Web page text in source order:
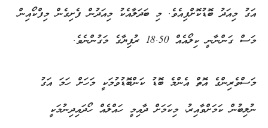
އަގު މިއަދު ބޮޑުކޮށްފިއެވެ. މި ބަދަލާއެކު މިއަދުން ފެށިގެން މިފްކޯއިން
މަސް ގަންނާނީ ކިލޯއެއް 18.50 ރުފިޔާގެ މަގުންނެވެ.
މަސްވެރިންގެ އޮތް އެންމެ ބޮޑު ކަންބޮޑުވުމަކީ މަހަށް ހަމަ އަގު
ނުލިބުން ކަމަށްވާއިރު، މިކަމަށް ދާއިމީ ހައްލެއް ހޯދައިދިނުމަކީ